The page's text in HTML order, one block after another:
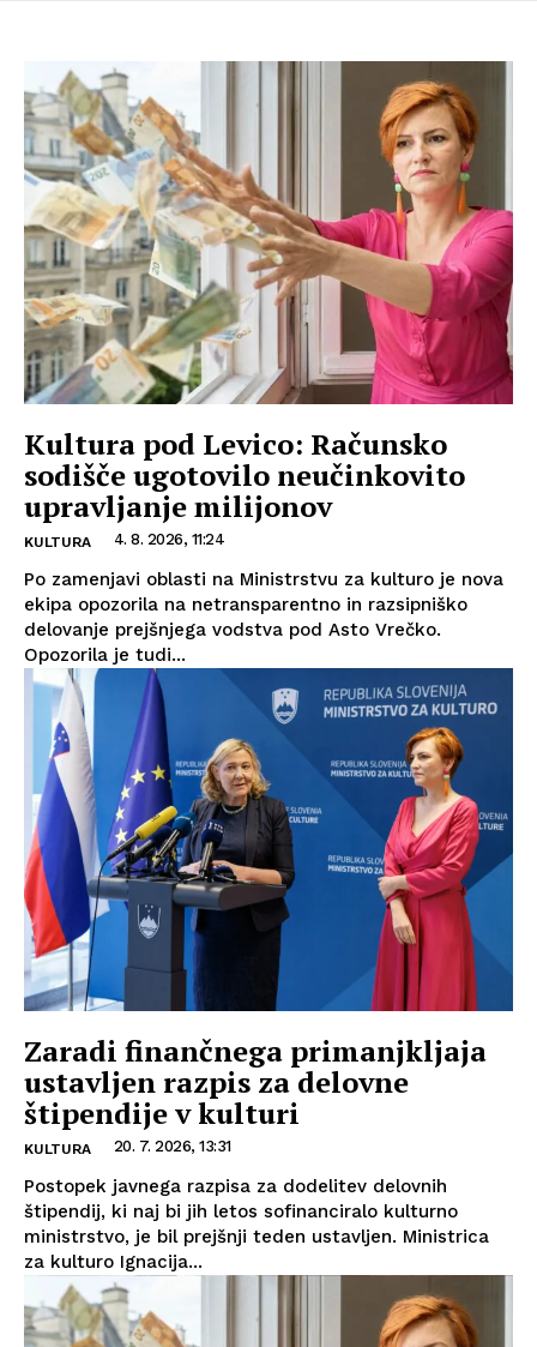
Kultura pod Levico: Računsko
sodišče ugotovilo neučinkovito
upravljanje milijonov
KULTURA 4. 8. 2026, 11:24
Po zamenjavi oblasti na Ministrstvu za kulturo je nova
ekipa opozorila na netransparentno in razsipniško
delovanje prejšnjega vodstva pod Asto Vrečko.
Opozorila je tudi...
Zaradi finančnega primanjkljaja
ustavljen razpis za delovne
štipendije v kulturi
KULTURA 20. 7. 2026, 13:31
Postopek javnega razpisa za dodelitev delovnih
štipendij, ki naj bi jih letos sofinanciralo kulturno
ministrstvo, je bil prejšnji teden ustavljen. Ministrica
za kulturo Ignacija...